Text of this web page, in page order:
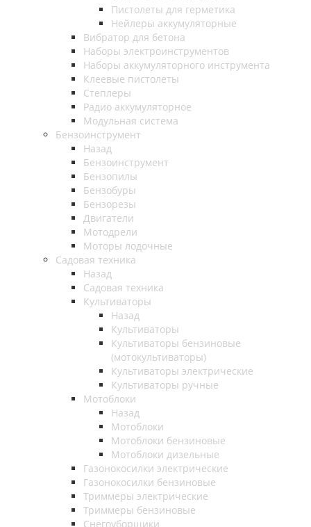
Пистолеты для герметика
Нейлеры аккумуляторные
Вибратор для бетона
Наборы электроинструментов
Наборы аккумуляторного инструмента
Клеевые пистолеты
Степлеры
Радио аккумуляторное
Модульная система
Бензоинструмент
Назад
Бензоинструмент
Бензопилы
Бензобуры
Бензорезы
Двигатели
Мотодрели
Моторы лодочные
Садовая техника
Назад
Садовая техника
Культиваторы
Назад
Культиваторы
Культиваторы бензиновые
(мотокультиваторы)
Культиваторы электрические
Культиваторы ручные
Мотоблоки
Назад
Мотоблоки
Мотоблоки бензиновые
Мотоблоки дизельные
Газонокосилки электрические
Газонокосилки бензиновые
Триммеры электрические
Триммеры бензиновые
Снегоуборщики